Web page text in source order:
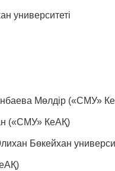
университеті
Мөлдір («СМУ»
(«СМУ» КеАҚ)
Бөкейхан